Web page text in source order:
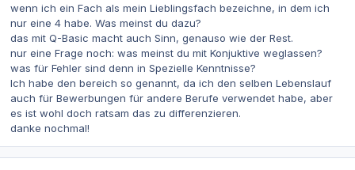
wenn ich ein Fach als mein Lieblingsfach bezeichne, in dem ich
nur eine 4 habe. Was meinst du dazu?
das mit Q-Basic macht auch Sinn, genauso wie der Rest.
nur eine Frage noch: was meinst du mit Konjuktive weglassen?
was für Fehler sind denn in Spezielle Kenntnisse?
Ich habe den bereich so genannt, da ich den selben Lebenslauf
auch für Bewerbungen für andere Berufe verwendet habe, aber
es ist wohl doch ratsam das zu differenzieren.
danke nochmal!